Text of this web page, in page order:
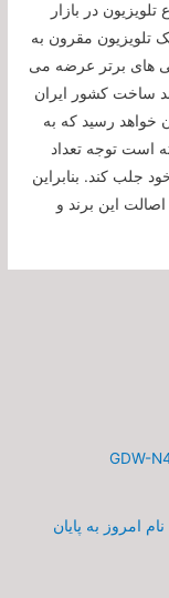
در بازار
تلویزیون مقرون به
های برتر عرضه می
ساخت کشور ایران
رسید که به
است توجه تعداد
جلب کند. بنابراین
این برند و
امروز به پایان